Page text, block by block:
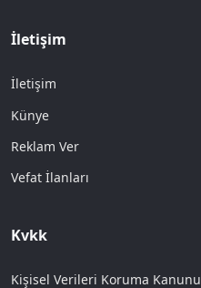
İletişim
İletişim
Künye
Reklam Ver
Vefat İlanları
Kvkk
Kişisel Verileri Koruma Kanunu